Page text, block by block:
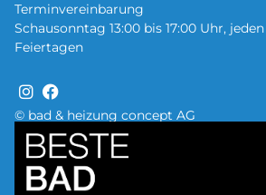
© bad & heizung concept AG
Terminvereinbarung
Schausonntag 13:00 bis 17:00 Uhr,
Feiertagen